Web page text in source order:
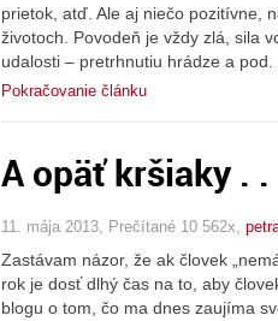
prietok, atď. Ale aj niečo pozitívne,
životoch. Povodeň je vždy zlá, sila
udalosti – pretrhnutiu hrádze a
Pokračovanie článku
A opäť kršiaky . .
11. mája 2013, Prečítané 10 562x,
Zastávam názor, že ak človek
rok je dosť dlhý čas na to, aby
blogu o tom, čo ma dnes zaujíma